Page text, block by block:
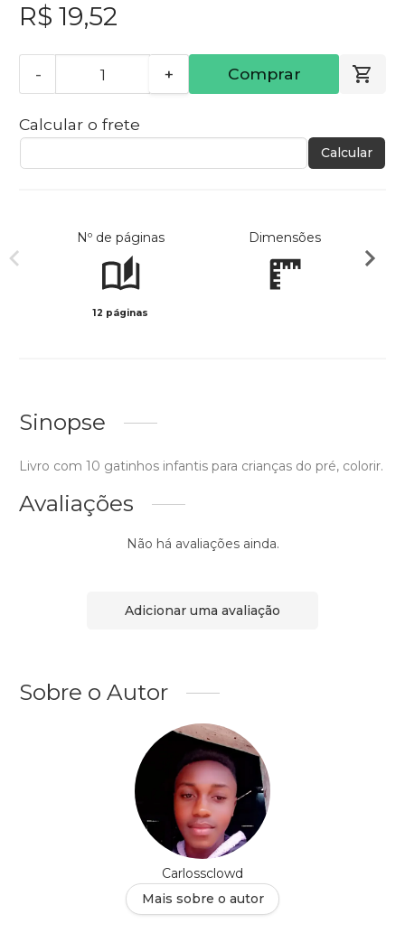
R$ 19,52
- + Comprar
Calcular o frete
Calcular
Nº de páginas
12 páginas
Dimensões
Sinopse
Livro com 10 gatinhos infantis para crianças do pré, colorir.
Avaliações
Não há avaliações ainda.
Adicionar uma avaliação
Sobre o Autor
Carlossclowd
Mais sobre o autor